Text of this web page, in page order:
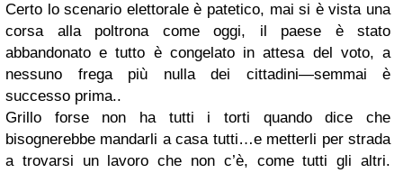
Certo lo scenario elettorale è patetico, mai si è vista una
corsa alla poltrona come oggi, il paese è stato
abbandonato e tutto è congelato in attesa del voto, a
nessuno frega più nulla dei cittadini—semmai è
successo prima..
Grillo forse non ha tutti i torti quando dice che
bisognerebbe mandarli a casa tutti…e metterli per strada
a trovarsi un lavoro che non c’è, come tutti gli altri.